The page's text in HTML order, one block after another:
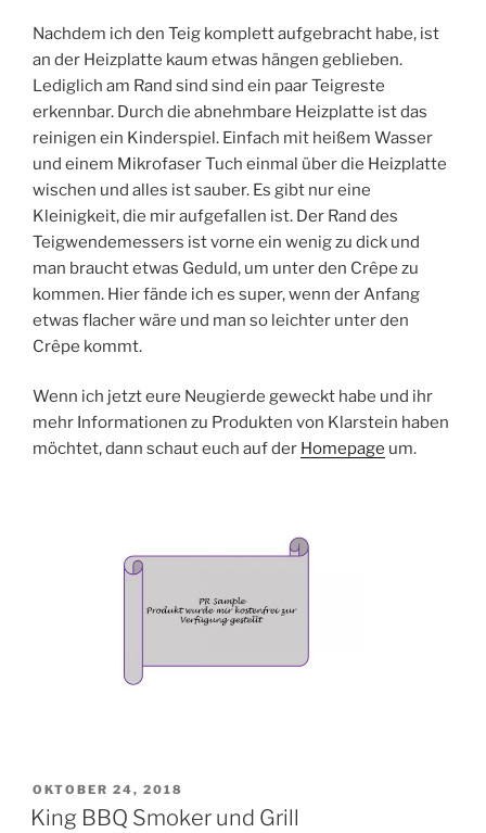
Nachdem ich den Teig komplett aufgebracht habe, ist
an der Heizplatte kaum etwas hängen geblieben.
Lediglich am Rand sind sind ein paar Teigreste
erkennbar. Durch die abnehmbare Heizplatte ist das
reinigen ein Kinderspiel. Einfach mit heißem Wasser
und einem Mikrofaser Tuch einmal über die Heizplatte
wischen und alles ist sauber. Es gibt nur eine
Kleinigkeit, die mir aufgefallen ist. Der Rand des
Teigwendemessers ist vorne ein wenig zu dick und
man braucht etwas Geduld, um unter den Crêpe zu
kommen. Hier fände ich es super, wenn der Anfang
etwas flacher wäre und man so leichter unter den
Crêpe kommt.
Wenn ich jetzt eure Neugierde geweckt habe und ihr
mehr Informationen zu Produkten von Klarstein haben
möchtet, dann schaut euch auf der Homepage um.
VERÖFFENTLICHT
AM
OKTOBER 24, 2018
King BBQ Smoker und Grill